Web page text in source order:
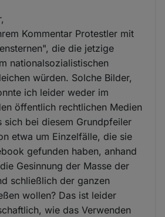
Kommentar Protestler mit
die die jetzige
nationalsozialistischen
würden. Solche Bilder,
ich leider weder im
öffentlich rechtlichen Medien
sich bei diesem Grundpfeiler
etwa um Einzelfälle, die sie
gefunden haben, anhand
Gesinnung der Masse der
schließlich der ganzen
wollen? Das ist leider
wie das Verwenden